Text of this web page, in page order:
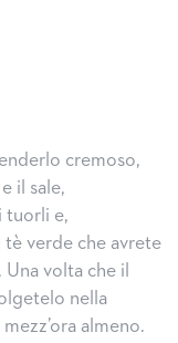
cremoso,
il sale,
tuorli e,
tè verde che avrete
volta che il
nella
almeno.